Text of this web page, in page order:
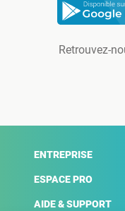
Retrouvez-
ENTREPRISE
ESPACE PRO
AIDE & SUPPORT